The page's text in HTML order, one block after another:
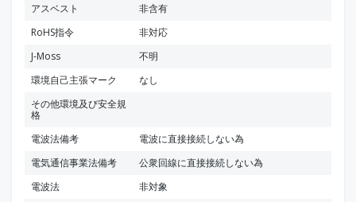
アスベスト
非含有
RoHS指令
非対応
J-Moss
不明
環境自己主張マーク
なし
その他環境及び安全規
格
電波法備考
電波に直接接続しない為
電気通信事業法備考
公衆回線に直接接続しない為
電波法
非対象